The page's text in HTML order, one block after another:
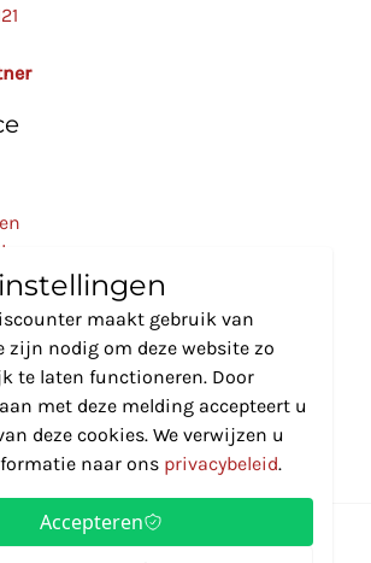
maakt gebruik van
zijn nodig om deze website zo
te laten functioneren. Door
met deze melding accepteert u
deze cookies. We verwijzen u
naar ons privacybeleid.
Accepteren